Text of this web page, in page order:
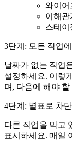
와이어
이해관
스테이
3단계: 모든 작업
날짜가 없는 작업
설정하세요. 이렇
며, 다음에 해야
4단계: 별표로 차
다른 작업을 막고
표시하세요. 매일